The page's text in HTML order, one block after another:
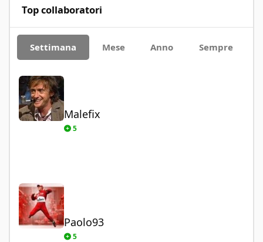
Top collaboratori
Settimana Mese Anno Sempre
Malefix
5
Paolo93
Paolo93
5